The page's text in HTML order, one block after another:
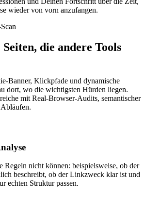
wieder von vorn anzufangen.
die andere Tools
Banner, Klickpfade und dynamische
dort, wo die wichtigsten Hürden liegen.
mit Real-Browser-Audits, semantischer
Regeln nicht können: beispielsweise, ob der
beschreibt, ob der Linkzweck klar ist und
echten Struktur passen.